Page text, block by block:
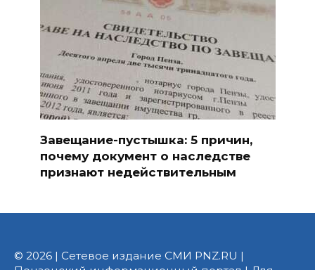
Завещание-пустышка: 5 причин,
почему документ о наследстве
признают недействительным
© 2026 | Сетевое издание СМИ PNZ.RU |